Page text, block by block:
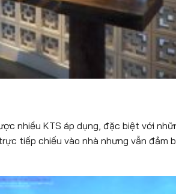
nhiều KTS áp dụng, đặc biệt với
tiếp chiếu vào nhà nhưng vẫn đảm